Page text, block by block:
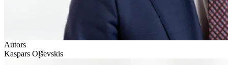
Autors
Kaspars Oļševskis